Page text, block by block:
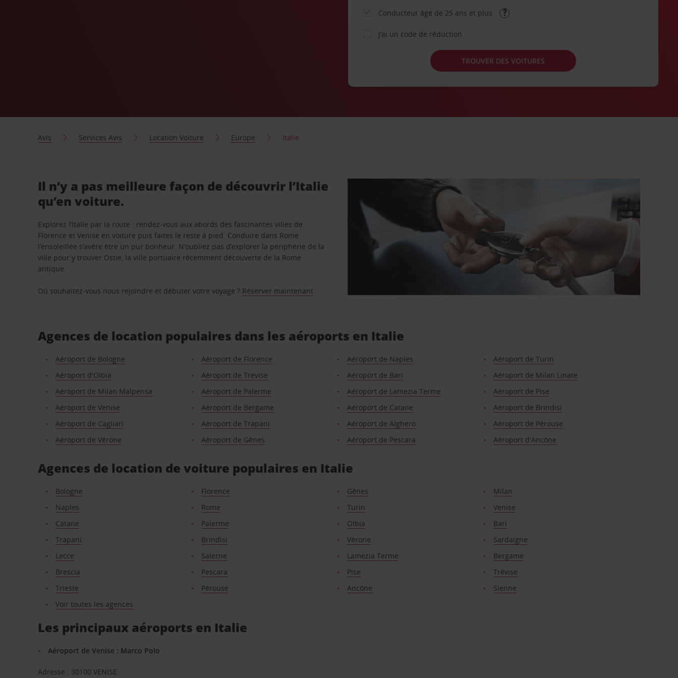
Conducteur âgé de 25 ans et plus
J’ai un code de réduction
TROUVER DES VOITURES
Avis Services Avis Location Voiture Europe Italie
Il n’y a pas meilleure façon de découvrir l’Italie
qu’en voiture.
Explorez l’Italie par la route : rendez-vous aux abords des fascinantes villes de
Florence et Venise en voiture puis faites le reste à pied. Conduire dans Rome
l’ensoleillée s’avére être un pur bonheur. N’oubliez pas d’explorer la périphérie de la
ville pour y trouver Ostie, la ville portuaire récemment découverte de la Rome
antique.
Où souhaitez-vous nous rejoindre et débuter votre voyage ? Réserver maintenant
Agences de location populaires dans les aéroports en Italie
Aéroport de Bologne Aéroport de Florence Aéroport de Naples
Aéroport de Turin
Aéroport d'Olbia
Aéroport de Trévise Aéroport de Bari
Aéroport de Milan Linate
Aéroport de Milan Malpensa
Aéroport de Palerme Aéroport de Lamezia Terme
Aéroport de Pise
Aéroport de Venise
Aéroport de Bergame Aéroport de Catane
Aéroport de Brindisi
Aéroport de Cagliari
Aéroport de Trapani Aéroport de Alghero
Aéroport de Pérouse
Aéroport de Vérone
Aéroport de Gênes Aéroport de Pescara Aéroport d'Ancône
Agences de location de voiture populaires en Italie
Bologne Florence Gênes
Milan
Naples
Rome Turin
Venise
Catane
Palerme Olbia
Bari
Trapani
Brindisi Vérone
Sardaigne
Lecce
Salerne Lamezia Terme
Bergame
Brescia
Pescara Pise
Trévise
Trieste
Pérouse Ancône
Sienne
Voir toutes les agences
Les principaux aéroports en Italie
Aéroport de Venise : Marco Polo
Adresse : 30100 VENISE